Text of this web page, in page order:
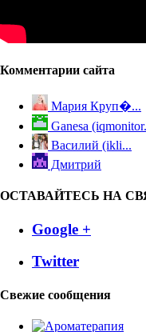
Комментарии сайта
Мария Круп�...
Ganesa
Василий (ikli...
Дмитрий
ОСТАВАЙТЕСЬ НА
Google +
Twitter
Свежие сообщения